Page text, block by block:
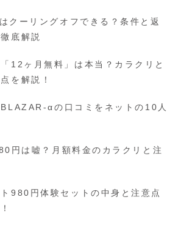
クーリングオフできる？条件と返
底解説
12ヶ月無料」は本当？カラクリと
を解説！
BLAZAR-αの口コミをネットの10人
円は嘘？月額料金のカラクリと注
980円体験セットの中身と注意点